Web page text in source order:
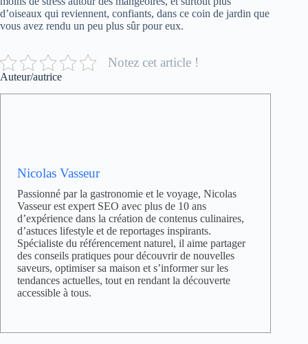
d’oiseaux qui reviennent, confiants, dans ce coin de jardin que
vous avez rendu un peu plus sûr pour eux.
Notez cet article !
Auteur/autrice
Nicolas Vasseur
Passionné par la gastronomie et le voyage, Nicolas
Vasseur est expert SEO avec plus de 10 ans
d’expérience dans la création de contenus culinaires,
d’astuces lifestyle et de reportages inspirants.
Spécialiste du référencement naturel, il aime partager
des conseils pratiques pour découvrir de nouvelles
saveurs, optimiser sa maison et s’informer sur les
tendances actuelles, tout en rendant la découverte
accessible à tous.